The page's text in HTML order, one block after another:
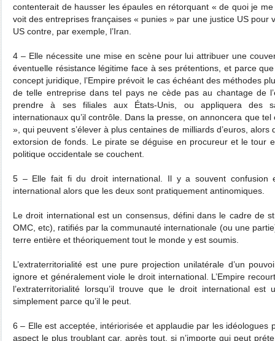
contenterait de hausser les épaules en rétorquant « de quoi je
voit des entreprises françaises « punies » par une justice US pour
US contre, par exemple, l’Iran.
4 – Elle nécessite une mise en scène pour lui attribuer une
éventuelle résistance légitime face à ses prétentions, et parce que
concept juridique, l’Empire prévoit le cas échéant des méthodes
de telle entreprise dans tel pays ne cède pas au chantage de
prendre à ses filiales aux États-Unis, ou appliquera des
internationaux qu’il contrôle. Dans la presse, on annoncera que tel
», qui peuvent s’élever à plus centaines de milliards d’euros, alors
extorsion de fonds. Le pirate se déguise en procureur et le tour
politique occidentale se couchent.
5 – Elle fait fi du droit international. Il y a souvent confusion
international alors que les deux sont pratiquement antinomiques.
Le droit international est un consensus, défini dans le cadre de
OMC, etc), ratifiés par la communauté internationale (ou une
terre entière et théoriquement tout le monde y est soumis.
L’extraterritorialité est une pure projection unilatérale d’un
ignore et généralement viole le droit international. L’Empire
l’extraterritorialité lorsqu’il trouve que le droit international
simplement parce qu’il le peut.
6 – Elle est acceptée, intériorisée et applaudie par les idéologues
aspect le plus troublant car, après tout, si n’importe qui peut